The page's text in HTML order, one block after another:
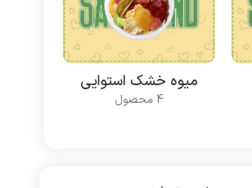
میوه خشک استوایی
4 محصول